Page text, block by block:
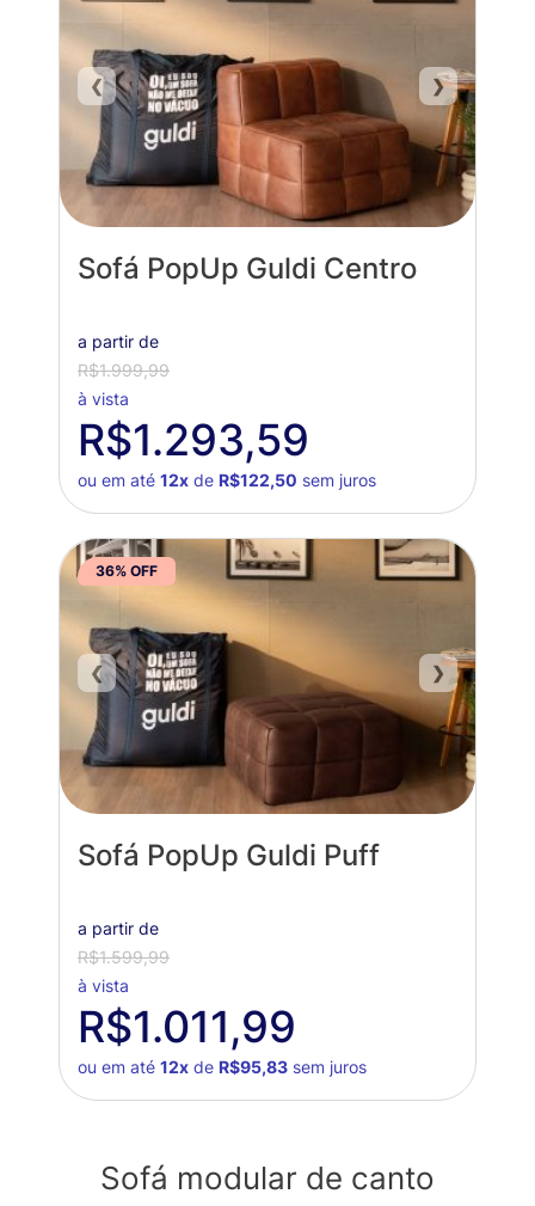
❮ ❯
Sofá PopUp Guldi Centro
a partir de
R$1.999,99
à vista
R$1.293,59
ou em até 12xde R$122,50 sem juros
36% OFF
❮ ❯
Sofá PopUp Guldi Puff
a partir de
R$1.599,99
à vista
R$1.011,99
ou em até 12xde R$95,83sem juros
Sofá modular de canto